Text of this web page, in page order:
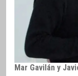
Mar Gavilán y